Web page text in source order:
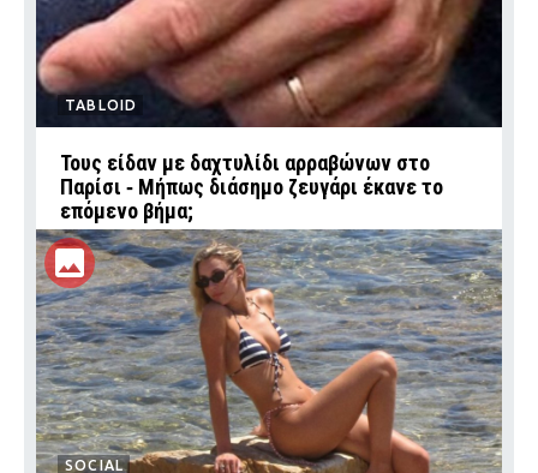
TABLOID
Τους είδαν με δαχτυλίδι αρραβώνων στο
Παρίσι ‑ Μήπως διάσημο ζευγάρι έκανε το
επόμενο βήμα;
SOCIAL